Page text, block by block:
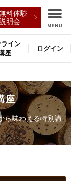
料体験
明会
イン
座
ログイン
座
ら味わえる特別講